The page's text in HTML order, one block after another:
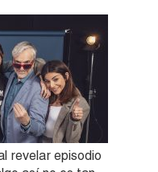
revelar episodio